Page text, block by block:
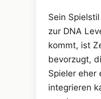
Sein
zur DNA
kommt, ist
bevorzugt,
Spieler eher
integrieren